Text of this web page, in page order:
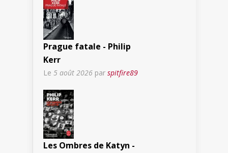
Prague fatale - Philip
Kerr
Le 5 août 2026 par spitfire89
Les Ombres de Katyn -